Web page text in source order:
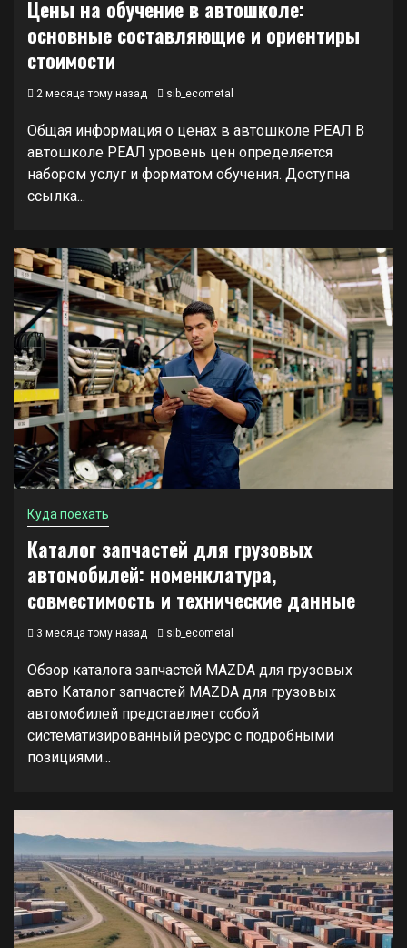
Цены на обучение в автошколе:
основные составляющие и ориентиры
стоимости
2 месяца тому назад sib_ecometal
Общая информация о ценах в автошколе РЕАЛ В
автошколе РЕАЛ уровень цен определяется
набором услуг и форматом обучения. Доступна
ссылка...
Куда поехать
Каталог запчастей для грузовых
автомобилей: номенклатура,
совместимость и технические данные
3 месяца тому назад sib_ecometal
Обзор каталога запчастей MAZDA для грузовых
авто Каталог запчастей MAZDA для грузовых
автомобилей представляет собой
систематизированный ресурс с подробными
позициями...